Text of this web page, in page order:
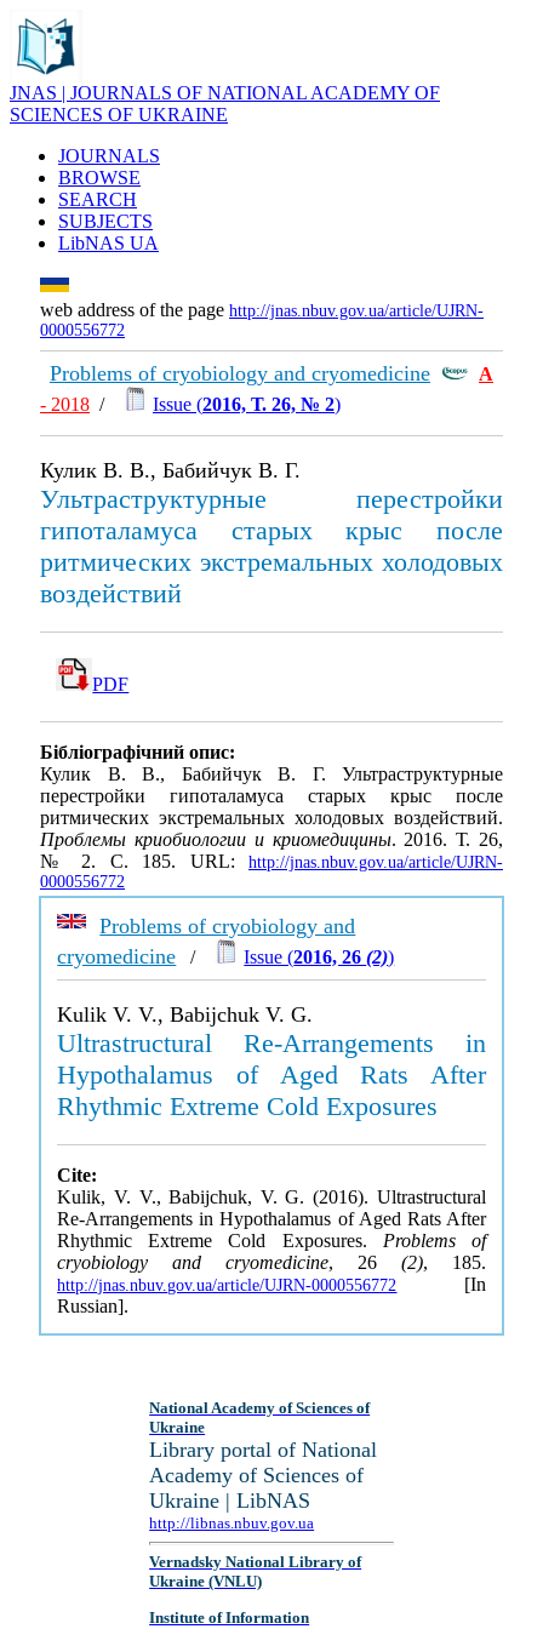
JNAS | JOURNALS OF NATIONAL ACADEMY OF
SCIENCES OF UKRAINE
JOURNALS
BROWSE
SEARCH
SUBJECTS
LibNAS UA
web address of the page http://jnas.nbuv.gov.ua/article/UJRN-
0000556772
Problems of cryobiology and cryomedicine
А
- 2018 / Issue (2016, Т. 26, № 2)
Кулик В. В., Бабийчук В. Г.
Ультраструктурные перестройки
гипоталамуса старых крыс после
ритмических экстремальных холодовых
воздействий
PDF
Бібліографічний опис:
Кулик В. В., Бабийчук В. Г. Ультраструктурные
перестройки гипоталамуса старых крыс после
ритмических экстремальных холодовых воздействий.
Проблемы криобиологии и криомедицины. 2016. Т. 26,
№ 2. С. 185. URL: http://jnas.nbuv.gov.ua/article/UJRN-
0000556772
Problems of cryobiology and
cryomedicine / Issue (2016, 26(2))
Kulik V. V., Babijchuk V. G.
Ultrastructural Re-Arrangements in
Hypothalamus of Aged Rats After
Rhythmic Extreme Cold Exposures
Cite:
Kulik, V. V., Babijchuk, V. G. (2016). Ultrastructural
Re-Arrangements in Hypothalamus of Aged Rats After
Rhythmic Extreme Cold Exposures. Problems of
cryobiology and cryomedicine, 26 (2), 185.
http://jnas.nbuv.gov.ua/article/UJRN-0000556772 [In
Russian].
National Academy of Sciences of
Ukraine
Library portal of National
Academy of Sciences of
Ukraine | LibNAS
http://libnas.nbuv.gov.ua
Vernadsky National Library of
Ukraine (VNLU)
Institute of Information